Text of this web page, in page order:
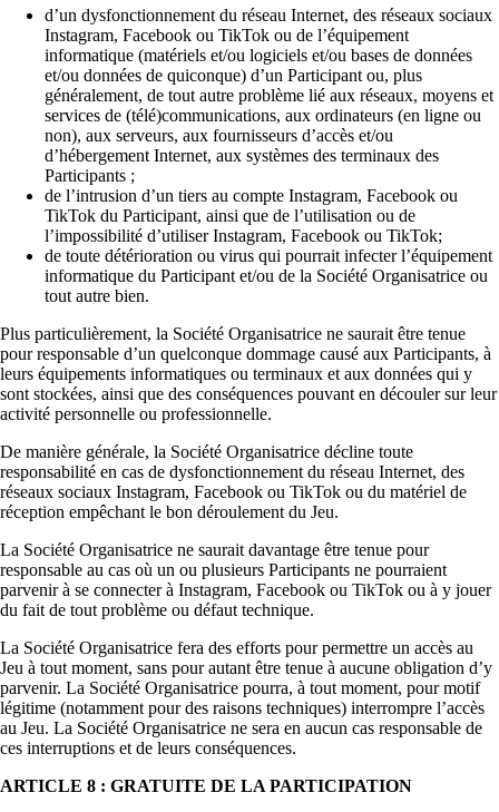
d’un dysfonctionnement du réseau Internet, des réseaux sociaux
Instagram, Facebook ou TikTok ou de l’équipement
informatique (matériels et/ou logiciels et/ou bases de données
et/ou données de quiconque) d’un Participant ou, plus
généralement, de tout autre problème lié aux réseaux, moyens et
services de (télé)communications, aux ordinateurs (en ligne ou
non), aux serveurs, aux fournisseurs d’accès et/ou
d’hébergement Internet, aux systèmes des terminaux des
Participants ;
de l’intrusion d’un tiers au compte Instagram, Facebook ou
TikTok du Participant, ainsi que de l’utilisation ou de
l’impossibilité d’utiliser Instagram, Facebook ou TikTok;
de toute détérioration ou virus qui pourrait infecter l’équipement
informatique du Participant et/ou de la Société Organisatrice ou
tout autre bien.
Plus particulièrement, la Société Organisatrice ne saurait être tenue
pour responsable d’un quelconque dommage causé aux Participants, à
leurs équipements informatiques ou terminaux et aux données qui y
sont stockées, ainsi que des conséquences pouvant en découler sur leur
activité personnelle ou professionnelle.
De manière générale, la Société Organisatrice décline toute
responsabilité en cas de dysfonctionnement du réseau Internet, des
réseaux sociaux Instagram, Facebook ou TikTok ou du matériel de
réception empêchant le bon déroulement du Jeu.
La Société Organisatrice ne saurait davantage être tenue pour
responsable au cas où un ou plusieurs Participants ne pourraient
parvenir à se connecter à Instagram, Facebook ou TikTok ou à y jouer
du fait de tout problème ou défaut technique.
La Société Organisatrice fera des efforts pour permettre un accès au
Jeu à tout moment, sans pour autant être tenue à aucune obligation d’y
parvenir. La Société Organisatrice pourra, à tout moment, pour motif
légitime (notamment pour des raisons techniques) interrompre l’accès
au Jeu. La Société Organisatrice ne sera en aucun cas responsable de
ces interruptions et de leurs conséquences.
ARTICLE 8 : GRATUITE DE LA PARTICIPATION